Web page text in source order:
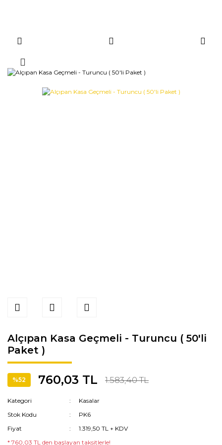
Alçıpan Kasa Geçmeli - Turuncu ( 50'li
Paket )
%52 760,03 TL 1.583,40 TL
Kategori
Kasalar
Stok Kodu
PK6
Fiyat
1.319,50 TL + KDV
* 760,03 TL den başlayan taksitlerle!